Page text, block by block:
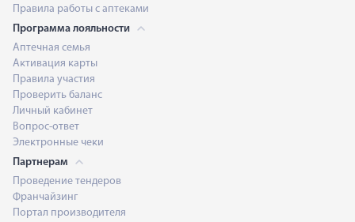
Правила работы с аптеками
Программа лояльности
Аптечная семья
Активация карты
Правила участия
Проверить баланс
Личный кабинет
Вопрос-ответ
Электронные чеки
Партнерам
Проведение тендеров
Франчайзинг
Портал производителя